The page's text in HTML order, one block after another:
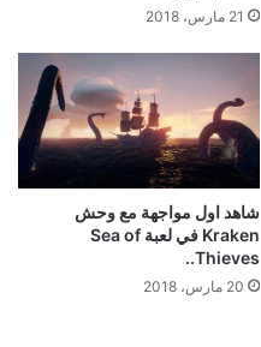
21 مارس، 2018
شاهد اول مواجهة مع وحش
Kraken في لعبة Sea of
Thieves..
20 مارس، 2018